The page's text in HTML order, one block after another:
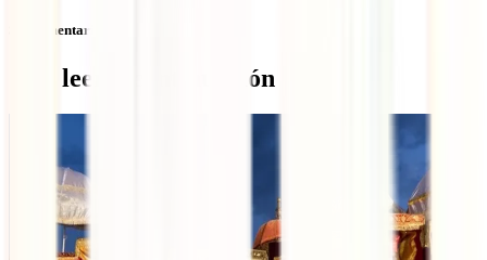
Sin comentarios
Qué leer a continuación